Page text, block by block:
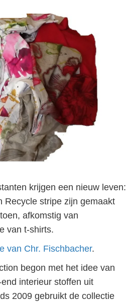
krijgen een nieuw leven:
Recycle stripe zijn gemaakt
afkomstig van
van t-shirts.
van Chr. Fischbacher.
begon met het idee van
interieur stoffen uit
2009 gebruikt de collectie